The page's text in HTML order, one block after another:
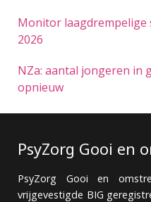
Monitor
2026
NZa: aantal jongeren in
opnieuw
PsyZorg Gooi en
PsyZorg Gooi en
vrijgevestigde BIG